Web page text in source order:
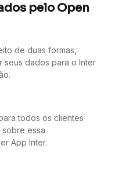
pelo Open
de duas formas,
dados para o Inter
todos os clientes
sobre essa
App Inter.